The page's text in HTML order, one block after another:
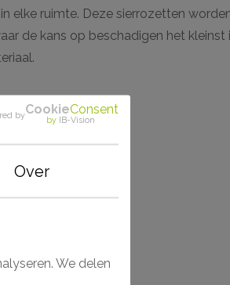
elke ruimte. Deze sierrozetten
de kans op beschadigen het kleinst
byCookieConsent
by IB-Vision
Over
We delen